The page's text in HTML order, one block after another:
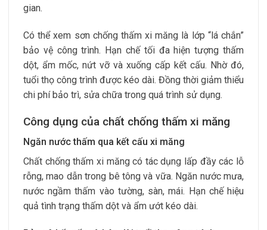
gian.
Có thể xem sơn chống thấm xi măng là lớp “lá chắn”
bảo vệ công trình. Hạn chế tối đa hiện tượng thấm
dột, ẩm mốc, nứt vỡ và xuống cấp kết cấu. Nhờ đó,
tuổi thọ công trình được kéo dài. Đồng thời giảm thiểu
chi phí bảo trì, sửa chữa trong quá trình sử dụng.
Công dụng của chất chống thấm xi măng
Ngăn nước thấm qua kết cấu xi măng
Chất chống thấm xi măng có tác dụng lấp đầy các lỗ
rỗng, mao dẫn trong bê tông và vữa. Ngăn nước mưa,
nước ngầm thấm vào tường, sàn, mái. Hạn chế hiệu
quả tình trạng thấm dột và ẩm ướt kéo dài.